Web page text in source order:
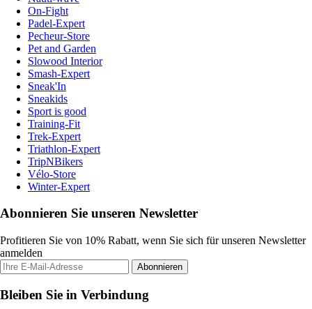
On-Fight
Padel-Expert
Pecheur-Store
Pet and Garden
Slowood Interior
Smash-Expert
Sneak'In
Sneakids
Sport is good
Training-Fit
Trek-Expert
Triathlon-Expert
TripNBikers
Vélo-Store
Winter-Expert
Abonnieren Sie unseren Newsletter
Profitieren Sie von 10% Rabatt, wenn Sie sich für unseren Newsletter
anmelden
Abonnieren
Bleiben Sie in Verbindung